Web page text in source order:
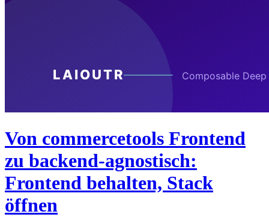
Von commercetools Frontend
zu backend-agnostisch:
Frontend behalten, Stack
öffnen